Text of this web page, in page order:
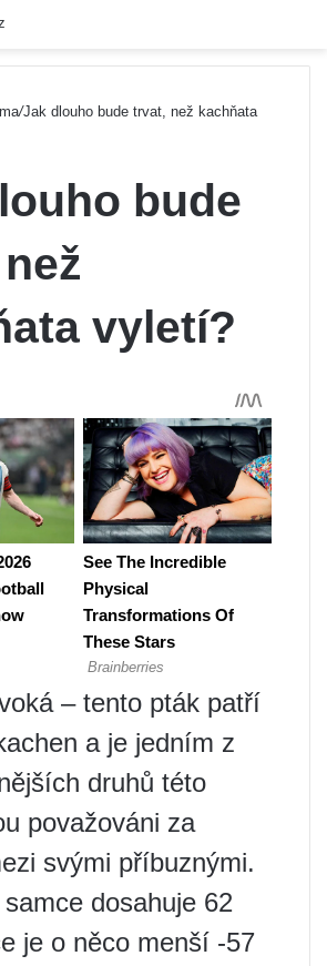
/Jak dlouho bude trvat, než kachňata
bude
vyletí?
– tento pták patří
a je jedním z
druhů této
považováni za
svými příbuznými.
dosahuje 62
je o něco menší -57